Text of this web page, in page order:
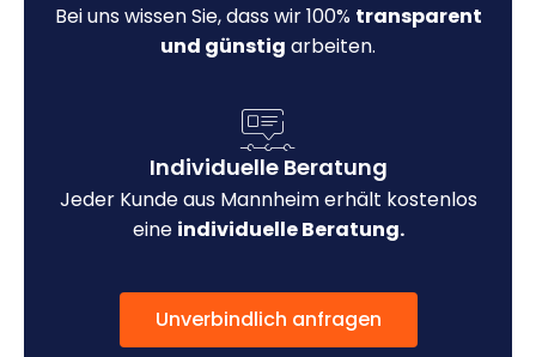
Bei uns wissen Sie, dass wir 100% transparent
und günstig arbeiten.
Individuelle Beratung
Jeder Kunde aus Mannheim erhält kostenlos
eine individuelle Beratung.
Unverbindlich anfragen